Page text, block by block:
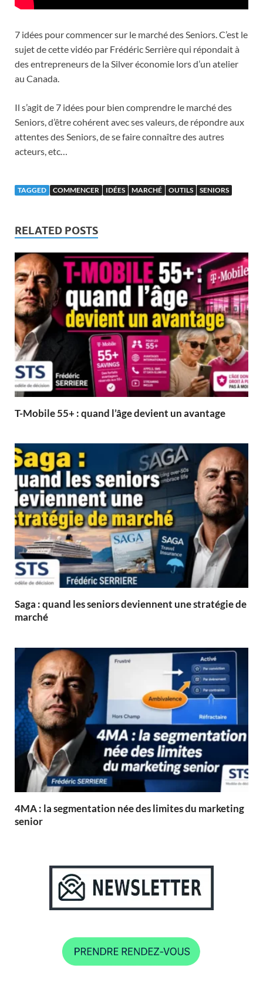
7 idées pour commencer sur le marché des Seniors. C’est le
sujet de cette vidéo par Frédéric Serrière qui répondait à
des entrepreneurs de la Silver économie lors d’un atelier
au Canada.
Il s’agit de 7 idées pour bien comprendre le marché des
Seniors, d’être cohérent avec ses valeurs, de répondre aux
attentes des Seniors, de se faire connaître des autres
acteurs, etc…
TAGGED COMMENCER IDÉES MARCHÉ OUTILS SENIORS
RELATED POSTS
T-Mobile 55+ : quand l’âge devient un avantage
Saga : quand les seniors deviennent une stratégie de
marché
4MA : la segmentation née des limites du marketing
senior